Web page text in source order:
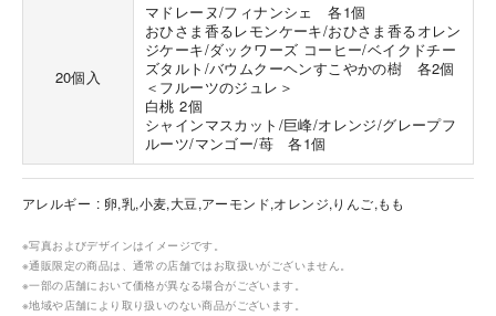
20個入
マドレーヌ/フィナンシェ 各1個
おひさま香るレモンケーキ/おひさま香るオレン
ジケーキ/ダックワーズ コーヒー/ベイクドチー
ズタルト/バウムクーヘンすこやかの樹 各2個
＜フルーツのジュレ＞
白桃 2個
シャインマスカット/巨峰/オレンジ/グレープフ
ルーツ/マンゴー/苺 各1個
アレルギー 卵,乳,小麦,大豆,アーモンド,オレンジ,りんご,もも
※写真およびデザインはイメージです。
※通販限定の商品は、通常の店舗ではお取扱いがございません。
※一部の店舗において価格が異なる場合がございます。
※地域や店舗により取り扱いのない商品がございます。